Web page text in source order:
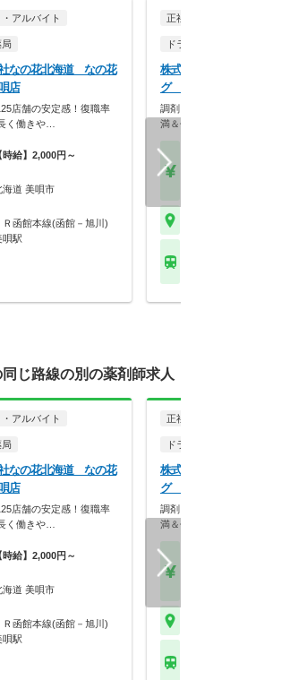
アルバイト
なの花北海道 なの花
店
店舗の安定感！復職率
く働きや…
時給】2,000円～
海道 美唄市
Ｒ函館本線(函館－旭川)
唄駅
正社員
ドラッグストア（OTCのみ
株式会社ツルハ ツルハ
グ 美唄店
調剤＋OTCで成長！残業10
満＆休暇充実の大…
じ路線の別の薬剤師求人
アルバイト
なの花北海道 なの花
店
店舗の安定感！復職率
く働きや…
時給】2,000円～
海道 美唄市
Ｒ函館本線(函館－旭川)
唄駅
正社員
ドラッグストア（OTCのみ
株式会社ツルハ ツルハ
グ 美唄店
調剤＋OTCで成長！残業10
満＆休暇充実の大…